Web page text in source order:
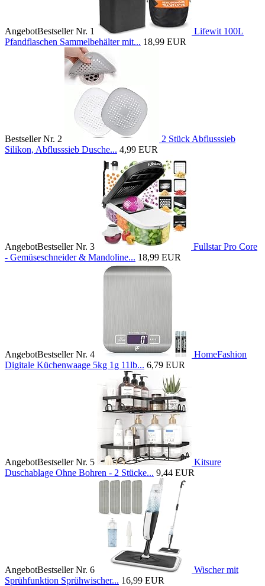
AngebotBestseller Nr. 1
Lifewit 100L
Pfandflaschen Sammelbehälter mit... 18,99 EUR
Bestseller Nr. 2
2 Stück Abflusssieb
Silikon, Abflusssieb Dusche... 4,99 EUR
AngebotBestseller Nr. 3
Fullstar Pro Core
- Gemüseschneider & Mandoline... 18,99 EUR
AngebotBestseller Nr. 4
HomeFashion
Digitale Küchenwaage 5kg 1g 11lb... 6,79 EUR
AngebotBestseller Nr. 5
Kitsure
Duschablage Ohne Bohren - 2 Stücke... 9,44 EUR
AngebotBestseller Nr. 6
Wischer mit
Sprühfunktion Sprühwischer... 16,99 EUR